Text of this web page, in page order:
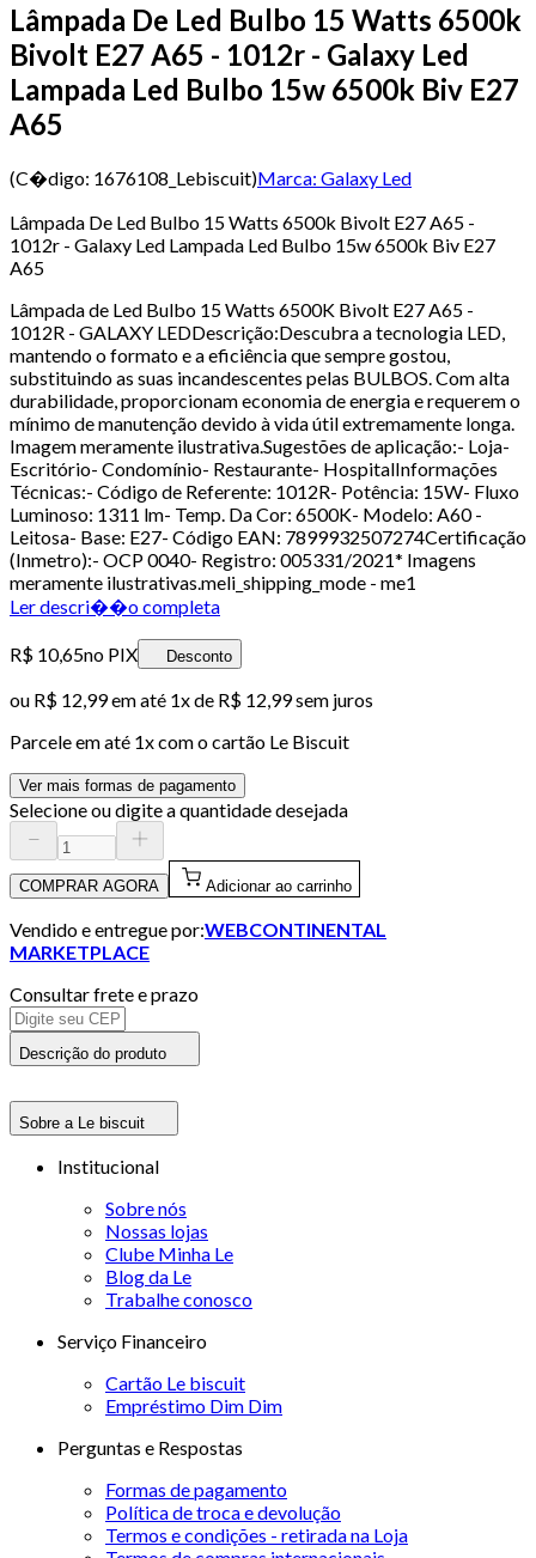
Lâmpada De Led Bulbo 15 Watts 6500k
Bivolt E27 A65 - 1012r - Galaxy Led
Lampada Led Bulbo 15w 6500k Biv E27
A65
(C�digo: 1676108_Lebiscuit)Marca: Galaxy Led
Lâmpada De Led Bulbo 15 Watts 6500k Bivolt E27 A65 -
1012r - Galaxy Led Lampada Led Bulbo 15w 6500k Biv E27
A65
Lâmpada de Led Bulbo 15 Watts 6500K Bivolt E27 A65 -
1012R - GALAXY LEDDescrição:Descubra a tecnologia LED,
mantendo o formato e a eficiência que sempre gostou,
substituindo as suas incandescentes pelas BULBOS. Com alta
durabilidade, proporcionam economia de energia e requerem o
mínimo de manutenção devido à vida útil extremamente longa.
Imagem meramente ilustrativa.Sugestões de aplicação:- Loja-
Escritório- Condomínio- Restaurante- HospitalInformações
Técnicas:- Código de Referente: 1012R- Potência: 15W- Fluxo
Luminoso: 1311 lm- Temp. Da Cor: 6500K- Modelo: A60 -
Leitosa- Base: E27- Código EAN: 7899932507274Certificação
(Inmetro):- OCP 0040- Registro: 005331/2021* Imagens
meramente ilustrativas.meli_shipping_mode - me1
Ler descri��o completa
R$ 10,65no PIX Desconto
ou R$ 12,99em até 1x de R$ 12,99sem juros
Parcele em até 1x com o cartão Le Biscuit
Ver mais formas de pagamento
Selecione ou digite a quantidade desejada
COMPRAR AGORA Adicionar ao carrinho
Vendido e entregue por:WEBCONTINENTAL
MARKETPLACE
Consultar frete e prazo
Descrição do produto
Sobre a Le biscuit
Institucional
Sobre nós
Nossas lojas
Clube Minha Le
Blog da Le
Trabalhe conosco
Serviço Financeiro
Cartão Le biscuit
Empréstimo Dim Dim
Perguntas e Respostas
Formas de pagamento
Política de troca e devolução
Termos e condições - retirada na Loja